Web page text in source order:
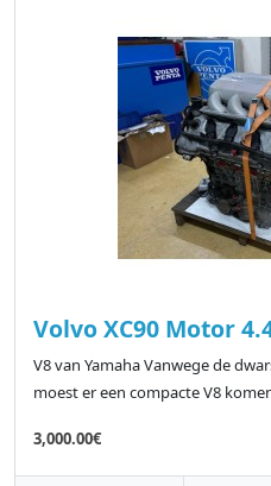
Volvo XC90 Motor
V8 van Yamaha Vanwege de
moest er een compacte V8
3,000.00€